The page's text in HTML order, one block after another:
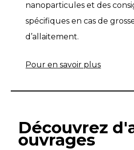
nanoparticules et des
spécifiques en cas de
d’allaitement.
Pour en savoir plus
Découvrez
ouvrages